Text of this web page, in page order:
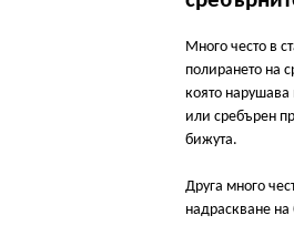
Много често в
полирането на
която нарушава
или сребърен
бижута.
Друга много
надраскване на